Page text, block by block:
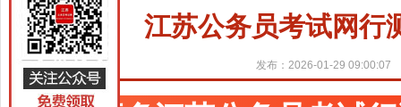
江苏公务员考试网行
发布：2026-01-29 09:00:07